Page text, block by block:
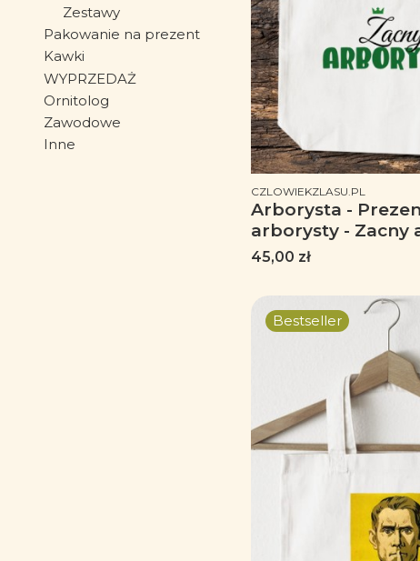
Zestawy
Pakowanie na prezent
Kawki
WYPRZEDAŻ
Ornitolog
Zawodowe
Inne
PRODUCENT
CZLOWIEKZLASU.PL
Arborysta -
arborysty - Zacny
Torba 2 ucha
Cena
45,00 zł
Bestseller